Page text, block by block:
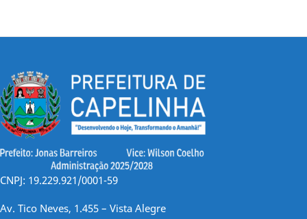
CNPJ: 19.229.921/0001-59
Av. Tico Neves, 1.455 – Vista Alegre